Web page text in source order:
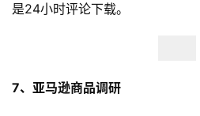
是24小时评论下载。
7、亚马逊商品调研